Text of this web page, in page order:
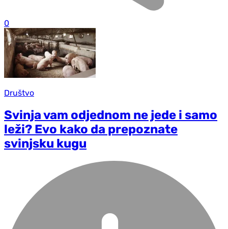
0
Društvo
Svinja vam odjednom ne jede i samo
leži? Evo kako da prepoznate
svinjsku kugu